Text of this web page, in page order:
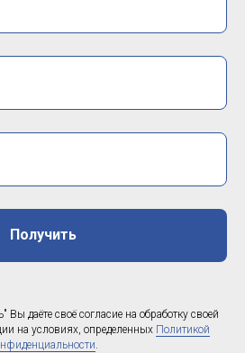
Получить
даёте своё согласие на обработку своей
на условиях, определенных Политикой
.